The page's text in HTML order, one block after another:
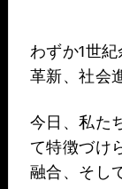
わずか1世
革新、社会
今日、私た
て特徴づけ
融合、そし